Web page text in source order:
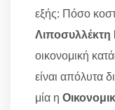
εξής: Πόσο
Λιποσυλλέκτη
οικονομική
είναι απόλυτα
μία η